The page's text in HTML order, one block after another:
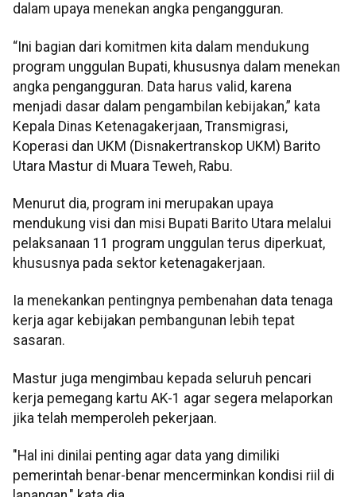
dalam upaya menekan angka pengangguran.
“Ini bagian dari komitmen kita dalam mendukung
program unggulan Bupati, khususnya dalam menekan
angka pengangguran. Data harus valid, karena
menjadi dasar dalam pengambilan kebijakan,” kata
Kepala Dinas Ketenagakerjaan, Transmigrasi,
Koperasi dan UKM (Disnakertranskop UKM) Barito
Utara Mastur di Muara Teweh, Rabu.
Menurut dia, program ini merupakan upaya
mendukung visi dan misi Bupati Barito Utara melalui
pelaksanaan 11 program unggulan terus diperkuat,
khususnya pada sektor ketenagakerjaan.
Ia menekankan pentingnya pembenahan data tenaga
kerja agar kebijakan pembangunan lebih tepat
sasaran.
Mastur juga mengimbau kepada seluruh pencari
kerja pemegang kartu AK-1 agar segera melaporkan
jika telah memperoleh pekerjaan.
"Hal ini dinilai penting agar data yang dimiliki
pemerintah benar-benar mencerminkan kondisi riil di